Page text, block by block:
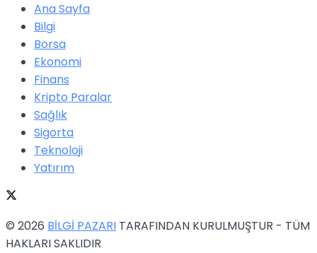
Ana Sayfa
Bilgi
Borsa
Ekonomi
Finans
Kripto Paralar
Sağlık
Sigorta
Teknoloji
Yatırım
© 2026 BİLGİ PAZARI TARAFINDAN KURULMUŞTUR - TÜM
HAKLARI SAKLIDIR